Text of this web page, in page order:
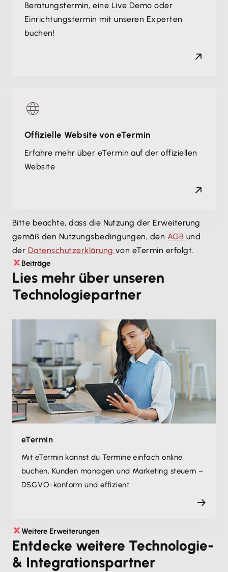
Beratungstermin, eine Live Demo oder
Einrichtungstermin mit unseren Experten
buchen!
Offizielle Website von eTermin
Erfahre mehr über eTermin auf der offiziellen
Website
Bitte beachte, dass die Nutzung der Erweiterung
gemäß den Nutzungsbedingungen, den AGB und
der Datenschutzerklärungvon eTermin erfolgt.
Beiträge
Lies mehr über unseren
Technologiepartner
eTermin
Mit eTermin kannst du Termine einfach online
buchen, Kunden managen und Marketing steuern –
DSGVO-konform und effizient.
Weitere Erweiterungen
Entdecke weitere Technologie-
& Integrationspartner